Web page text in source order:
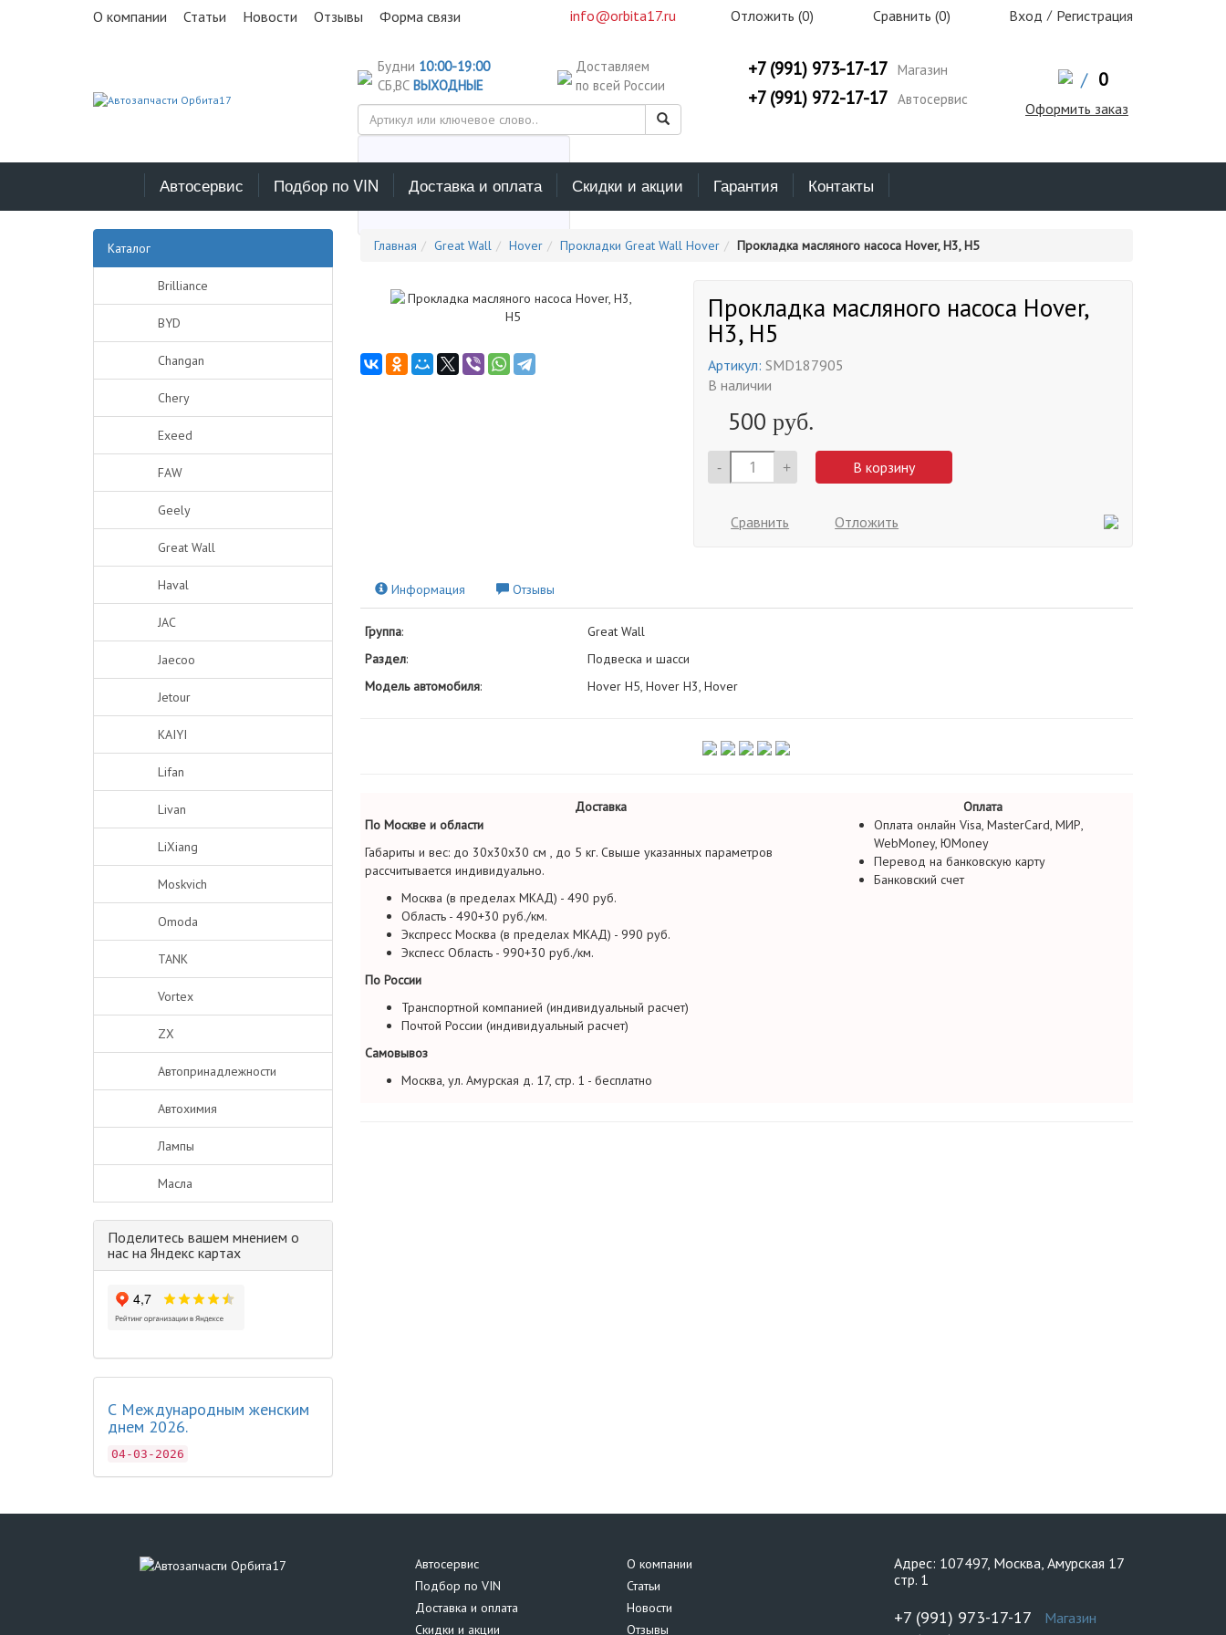
О компании Статьи Новости Отзывы Форма связи info@orbita17.ru Отложить (0) Сравнить (0) Вход / Регистрация
Будни 10:00-19:00
СБ,ВС ВЫХОДНЫЕ
Доставляем
по всей России
Выберите каталог поиска
+7 (991) 973-17-17 Магазин
+7 (991) 972-17-17 Автосервис
/ 0
Оформить заказ
Автосервис Подбор по VIN Доставка и оплата Скидки и акции Гарантия Контакты
Каталог
Brilliance
BYD
Changan
Chery
Exeed
FAW
Geely
Great Wall
Haval
JAC
Jaecoo
Jetour
KAIYI
Lifan
Livan
LiXiang
Moskvich
Omoda
TANK
Vortex
ZX
Автопринадлежности
Автохимия
Лампы
Масла
Поделитесь вашем мнением о
нас на Яндекс картах
С Международным женским
днем 2026.
04-03-2026
Главная Great Wall Hover Прокладки Great Wall Hover Прокладка масляного насоса Hover, H3, H5
Прокладка масляного насоса Hover,
H3, H5
Артикул: SMD187905
В наличии
500 руб.
- + В корзину
Сравнить Отложить
Информация Отзывы
Группа:
Great Wall
Раздел:
Подвеска и шасси
Модель автомобиля: Hover H5, Hover H3, Hover
Доставка
Оплата
По Москве и области
Габариты и вес: до 30х30х30 см , до 5 кг. Свыше указанных параметров
рассчитывается индивидуально.
Москва (в пределах МКАД) - 490 руб.
Область - 490+30 руб./км.
Экспресс Москва (в пределах МКАД) - 990 руб.
Экспесс Область - 990+30 руб./км.
По России
Транспортной компанией (индивидуальный расчет)
Почтой России (индивидуальный расчет)
Самовывоз
Москва, ул. Амурская д. 17, стр. 1 - бесплатно
Оплата онлайн Visa, MasterCard, МИР,
WebMoney, ЮMoney
Перевод на банковскую карту
Банковский счет
Автосервис
Подбор по VIN
Доставка и оплата
Скидки и акции
О компании
Статьи
Новости
Отзывы
Адрес: 107497, Москва, Амурская 17
стр. 1
+7 (991) 973-17-17 Магазин